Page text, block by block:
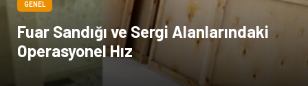
GENEL
Fuar Sandığı ve Sergi Alanlarındaki
Operasyonel Hız